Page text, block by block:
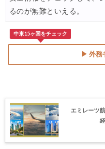
るのが無難といえる。
中東15ヶ国をチェック
▶ 外務
エミレーツ